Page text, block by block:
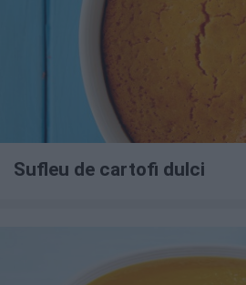
Sufleu de cartofi dulci